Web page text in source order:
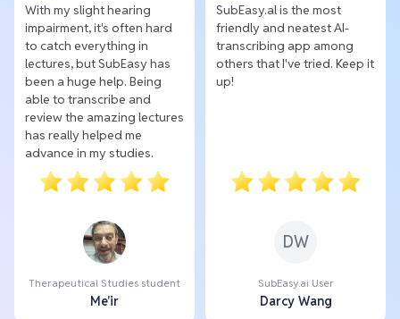
With my slight hearing
impairment, it's often hard
to catch everything in
lectures, but SubEasy has
been a huge help. Being
able to transcribe and
review the amazing lectures
has really helped me
advance in my studies.
Therapeutical Studies student
Me'ir
SubEasy.al is the most
friendly and neatest AI-
transcribing app among
others that I've tried. Keep it
up!
DW
SubEasy.ai User
Darcy Wang